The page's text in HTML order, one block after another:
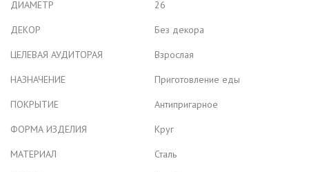
ДИАМЕТР
26
ДЕКОР
Без декора
ЦЕЛЕВАЯ АУДИТОРАЯ
Взрослая
НАЗНАЧЕНИЕ
Приготовление еды
ПОКРЫТИЕ
Антипригарное
ФОРМА ИЗДЕЛИЯ
Круг
МАТЕРИАЛ
Сталь